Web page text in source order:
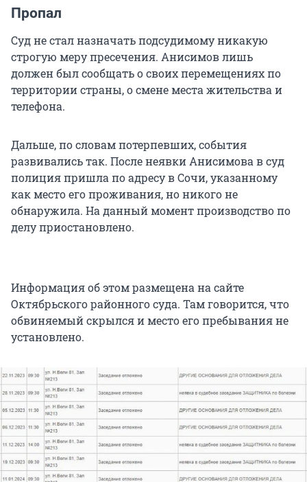
Пропал
Суд не стал назначать подсудимому никакую
строгую меру пресечения. Анисимов лишь
должен был сообщать о своих перемещениях по
территории страны, о смене места жительства и
телефона.
Дальше, по словам потерпевших, события
развивались так. После неявки Анисимова в суд
полиция пришла по адресу в Сочи, указанному
как место его проживания, но никого не
обнаружила. На данный момент производство по
делу приостановлено.
Информация об этом размещена на сайте
Октябрьского районного суда. Там говорится, что
обвиняемый скрылся и место его пребывания не
установлено.